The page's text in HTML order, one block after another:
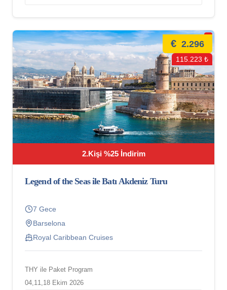
2.Kişi %25 İndirim
€ 2.296
115.223 ₺
Legend of the Seas ile Batı Akdeniz Turu
7 Gece
Barselona
Royal Caribbean Cruises
THY ile Paket Program
04,11,18 Ekim 2026